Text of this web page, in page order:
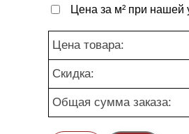
Цена за м² при нашей
Цена товара:
Скидка:
Общая сумма заказа: